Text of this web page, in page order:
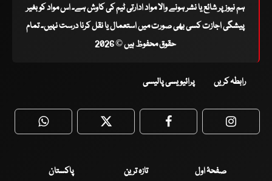
ہم نیوز پر شائع یا نشر ہونے والا مواد ادارتی ٹیم کی کاوش ہے۔ اس مواد کو بغیر
پیشگی اجازت کسی بھی صورت میں استعمال یا نقل کرنا درست نہیں۔ تمام
حقوق محفوظ ہیں © 2026
رابطہ کریں پرائیویسی پالیسی
WhatsApp Twitter Facebook
صفحۂ اول تازہ ترین
پاکستان